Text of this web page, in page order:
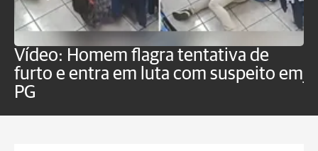
Vídeo: Homem flagra tentativa de
furto e entra em luta com suspeito em
PG